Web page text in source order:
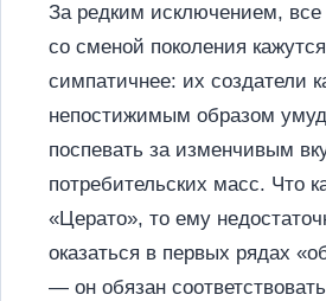
За редким исключением,
со сменой поколения
симпатичнее: их создатели
непостижимым образом
поспевать за изменчивым
потребительских масс. Что
«Церато», то ему
оказаться в первых рядах
— он обязан соответствовать